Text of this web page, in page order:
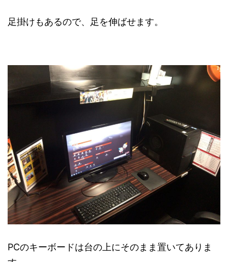
足掛けもあるので、足を伸ばせます。
PCのキーボードは台の上にそのまま置いてありま